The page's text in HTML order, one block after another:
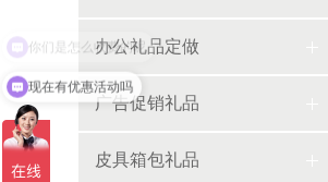
办公礼品定做
广告促销礼品
皮具箱包礼品
现在有优惠活动吗